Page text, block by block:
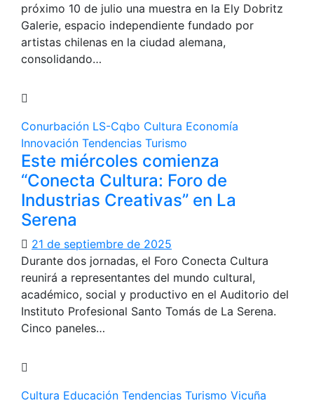
próximo 10 de julio una muestra en la Ely Dobritz
Galerie, espacio independiente fundado por
artistas chilenas en la ciudad alemana,
consolidando…
Conurbación LS-Cqbo Cultura Economía
Innovación Tendencias Turismo
Este miércoles comienza
“Conecta Cultura: Foro de
Industrias Creativas” en La
Serena
21 de septiembre de 2025
Durante dos jornadas, el Foro Conecta Cultura
reunirá a representantes del mundo cultural,
académico, social y productivo en el Auditorio del
Instituto Profesional Santo Tomás de La Serena.
Cinco paneles…
Cultura Educación Tendencias Turismo Vicuña